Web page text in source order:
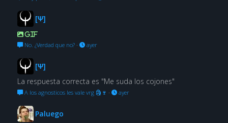
[Ψ]
GIF
No. ¿Verdad que no?· ayer
[Ψ]
La respuesta correcta es "Me suda los cojones"
A los agnosticos les vale vrg 🗿🍷 · ayer
Paluego